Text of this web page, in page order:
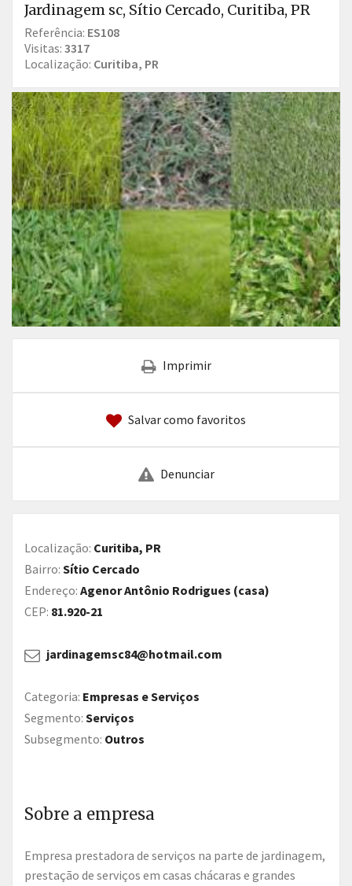
Jardinagem sc, Sítio Cercado, Curitiba, PR
Referência: ES108
Visitas: 3317
Localização: Curitiba, PR
Imprimir
Salvar como favoritos
Denunciar
Localização: Curitiba, PR
Bairro: Sítio Cercado
Endereço: Agenor Antônio Rodrigues (casa)
CEP: 81.920-21
jardinagemsc84@hotmail.com
Categoria: Empresas e Serviços
Segmento: Serviços
Subsegmento: Outros
Sobre a empresa
Empresa prestadora de serviços na parte de jardinagem,
prestação de serviços em casas chácaras e grandes